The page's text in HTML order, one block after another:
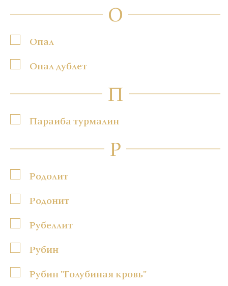
О
Опал
Опал дублет
П
Параиба турмалин
Р
Родолит
Родонит
Рубеллит
Рубин
Рубин "Голубиная кровь"